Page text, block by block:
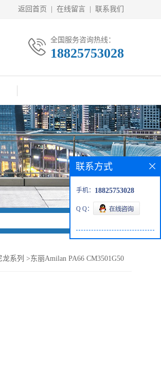
返回首页 在线留言 联系我们
全国服务咨询热线：
18825753028
系列 >东丽Amilan PA66 CM3501G50
联系方式
手机： 18825753028
Q Q：